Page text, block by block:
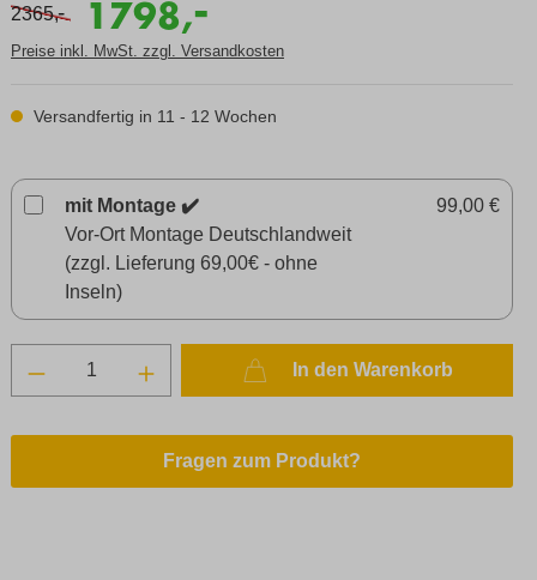
2365,- 1798,
-
Preise inkl. MwSt. zzgl. Versandkosten
Versandfertig in 11 - 12 Wochen
mit Montage ✔️
Vor-Ort Montage Deutschlandweit
(zzgl. Lieferung 69,00€ - ohne
Inseln)
99,00 €
In den Warenkorb
Fragen zum Produkt?